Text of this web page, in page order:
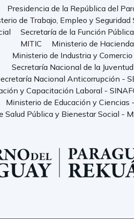
Presidencia de la República del
de Trabajo, Empleo y Seguridad
Secretaría de la Función
MITIC
Ministerio de
Ministerio de Industria y Comercio
Secretaría Nacional de la Juventud
Nacional Anticorrupción -
y Capacitación Laboral -
Ministerio de Educación y Ciencias
Salud Pública y Bienestar Social -